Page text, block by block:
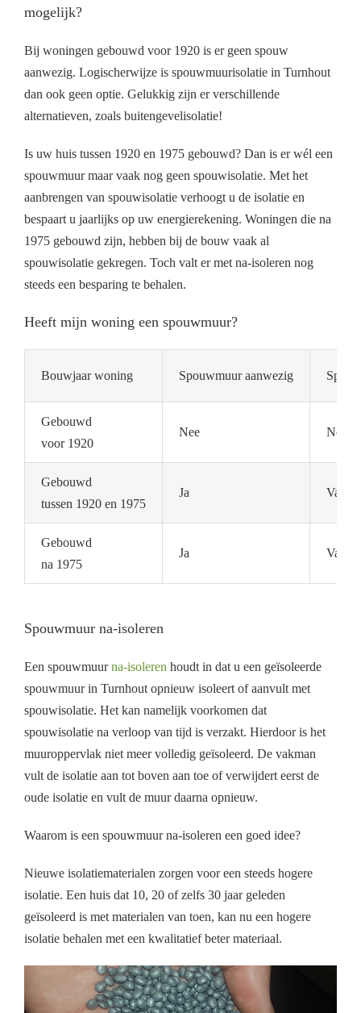
mogelijk?
Bij woningen gebouwd voor 1920 is er geen spouw
aanwezig. Logischerwijze is spouwmuurisolatie in Turnhout
dan ook geen optie. Gelukkig zijn er verschillende
alternatieven, zoals buitengevelisolatie!
Is uw huis tussen 1920 en 1975 gebouwd? Dan is er wél een
spouwmuur maar vaak nog geen spouwisolatie. Met het
aanbrengen van spouwisolatie verhoogt u de isolatie en
bespaart u jaarlijks op uw energierekening. Woningen die na
1975 gebouwd zijn, hebben bij de bouw vaak al
spouwisolatie gekregen. Toch valt er met na-isoleren nog
steeds een besparing te behalen.
Heeft mijn woning een spouwmuur?
Bouwjaar woning Spouwmuur aanwezig
Gebouwd
voor 1920
Nee Nee
Gebouwd
tussen 1920 en 1975
Ja Vaak
Gebouwd
na 1975
Ja Vaak
Spouwmuur na-isoleren
Een spouwmuurna-isoleren houdt in dat u een geïsoleerde
spouwmuur in Turnhout opnieuw isoleert of aanvult met
spouwisolatie. Het kan namelijk voorkomen dat
spouwisolatie na verloop van tijd is verzakt. Hierdoor is het
muuroppervlak niet meer volledig geïsoleerd. De vakman
vult de isolatie aan tot boven aan toe of verwijdert eerst de
oude isolatie en vult de muur daarna opnieuw.
Waarom is een spouwmuur na-isoleren een goed idee?
Nieuwe isolatiematerialen zorgen voor een steeds hogere
isolatie. Een huis dat 10, 20 of zelfs 30 jaar geleden
geïsoleerd is met materialen van toen, kan nu een hogere
isolatie behalen met een kwalitatief beter materiaal.